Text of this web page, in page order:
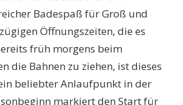
Badespaß für Groß und
Öffnungszeiten, die es
früh morgens beim
die Bahnen zu ziehen, ist dieses
beliebter Anlaufpunkt in der
markiert den Start für